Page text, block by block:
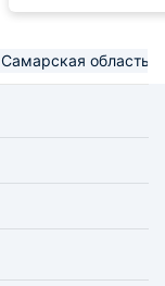
персонал.
Самарская область